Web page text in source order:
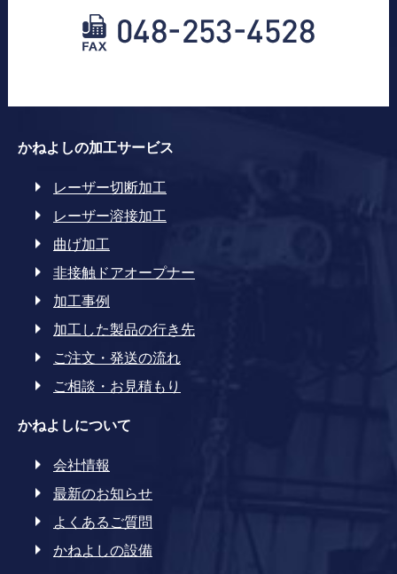
かねよしの加工サービス
レーザー切断加工
レーザー溶接加工
曲げ加工
非接触ドアオープナー
加工事例
加工した製品の行き先
ご注文・発送の流れ
ご相談・お見積もり
かねよしについて
会社情報
最新のお知らせ
よくあるご質問
かねよしの設備